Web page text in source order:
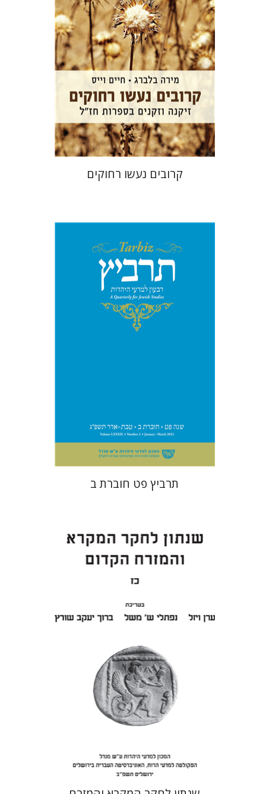
הנחת אתר ספר מודפס
$35
$32
קרובים נעשו רחוקים
רוני גולדשטיין
שרית שלו-עיני
משה הלברטל
שלמה נאה
$31
$28
תרביץ פט חוברת ב
נפתלי ש' משל
הנחת אתר ספר מודפס